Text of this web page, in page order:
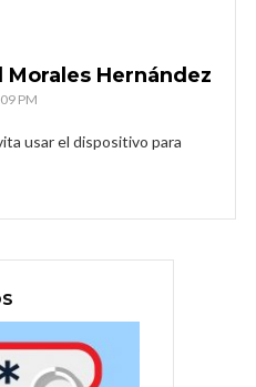
Morales Hernández
PM
usar el dispositivo para